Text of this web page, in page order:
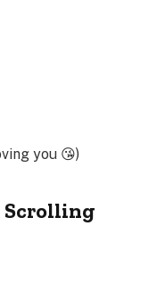
you 😘)
Scrolling